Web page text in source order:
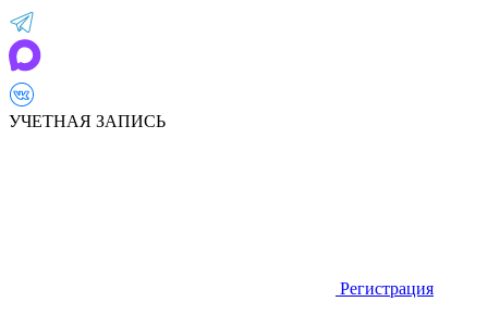
УЧЕТНАЯ ЗАПИСЬ
Регистрация